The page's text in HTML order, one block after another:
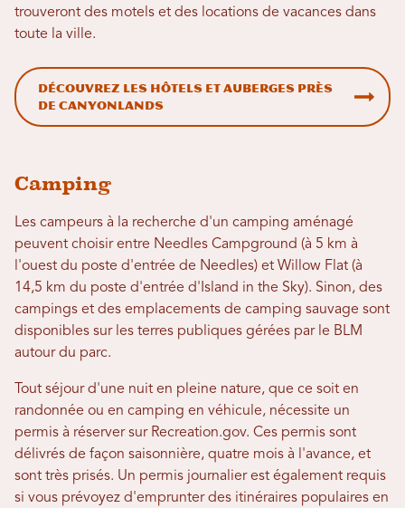
trouveront des motels et des locations de vacances dans
toute la ville.
Découvrez les hôtels et auberges près
de Canyonlands
Camping
Les campeurs à la recherche d'un camping aménagé
peuvent choisir entre Needles Campground (à 5 km à
l'ouest du poste d'entrée de Needles) et Willow Flat (à
14,5 km du poste d'entrée d'Island in the Sky). Sinon, des
campings et des emplacements de camping sauvage sont
disponibles sur les terres publiques gérées par le BLM
autour du parc.
Tout séjour d'une nuit en pleine nature, que ce soit en
randonnée ou en camping en véhicule, nécessite un
permis à réserver sur Recreation.gov. Ces permis sont
délivrés de façon saisonnière, quatre mois à l'avance, et
sont très prisés. Un permis journalier est également requis
si vous prévoyez d'emprunter des itinéraires populaires en